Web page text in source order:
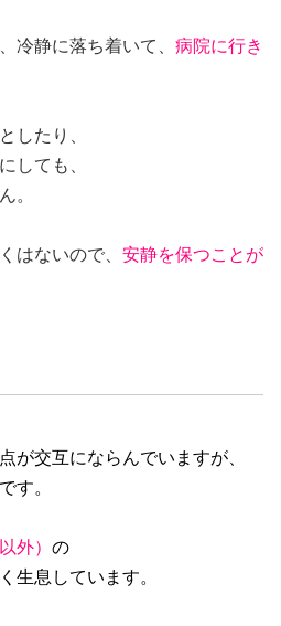
冷静に落ち着いて、 病院に行き
したり、
しても、
。
はないので、 安静を保つことが
が交互にならんでいますが、
です。
外） の
生息しています。